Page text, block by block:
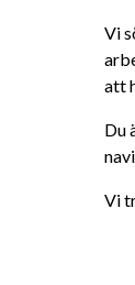
Vi
att
Du
Vi